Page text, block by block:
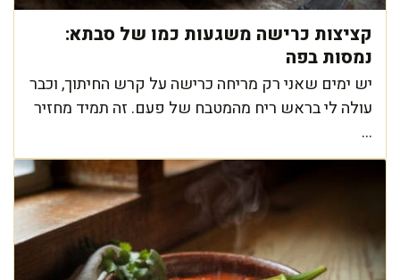
קציצות כרישה משגעות כמו של סבתא:
נמסות בפה
יש ימים שאני רק מריחה כרישה על קרש החיתוך, וכבר
עולה לי בראש ריח מהמטבח של פעם. זה תמיד מחזיר
...